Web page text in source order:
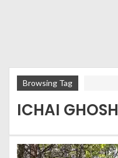
Browsing Tag
ICHAI GHOSH